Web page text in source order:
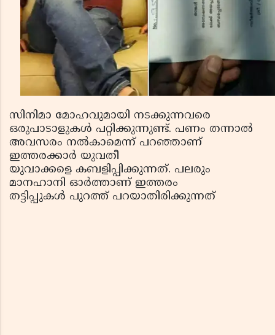
സിനിമാ മോഹവുമായി നടക്കുന്നവരെ
ഒരുപാടാളുകൾ പറ്റിക്കുന്നുണ്ട്. പണം തന്നാൽ
അവസരം നൽകാമെന്ന് പറഞ്ഞാണ്
ഇത്തരക്കാർ യുവതീ
യുവാക്കളെ കബളിപ്പിക്കുന്നത്. പലരും
മാനഹാനി ഓർത്താണ് ഇത്തരം
തട്ടിപ്പുകൾ പുറത്ത് പറയാതിരിക്കുന്നത്